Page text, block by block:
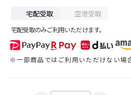
宅配受取 空港受取
宅配受取のみご利用いただけます。
※一部商品ではご利用いただけない場